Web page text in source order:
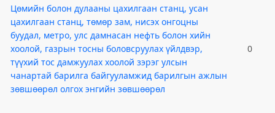
Цөмийн болон дулааны цахилгаан станц, усан
цахилгаан станц, төмөр зам, нисэх онгоцны
буудал, метро, улс дамнасан нефть болон хийн
хоолой, газрын тосны боловсруулах үйлдвэр,
түүхий тос дамжуулах хоолой зэрэг улсын
чанартай барилга байгууламжид барилгын ажлын
зөвшөөрөл олгох энгийн зөвшөөрөл
0